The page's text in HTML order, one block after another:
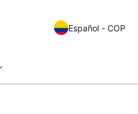
Español - COP